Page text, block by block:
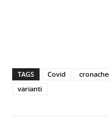
TAGS Covid
varianti